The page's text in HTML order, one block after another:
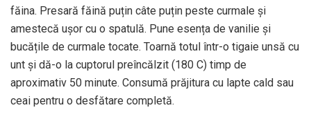
făina. Presară făină puțin câte puțin peste curmale și
amestecă ușor cu o spatulă. Pune esența de vanilie și
bucățile de curmale tocate. Toarnă totul într-o tigaie unsă cu
unt și dă-o la cuptorul preîncălzit (180 C) timp de
aproximativ 50 minute. Consumă prăjitura cu lapte cald sau
ceai pentru o desfătare completă.